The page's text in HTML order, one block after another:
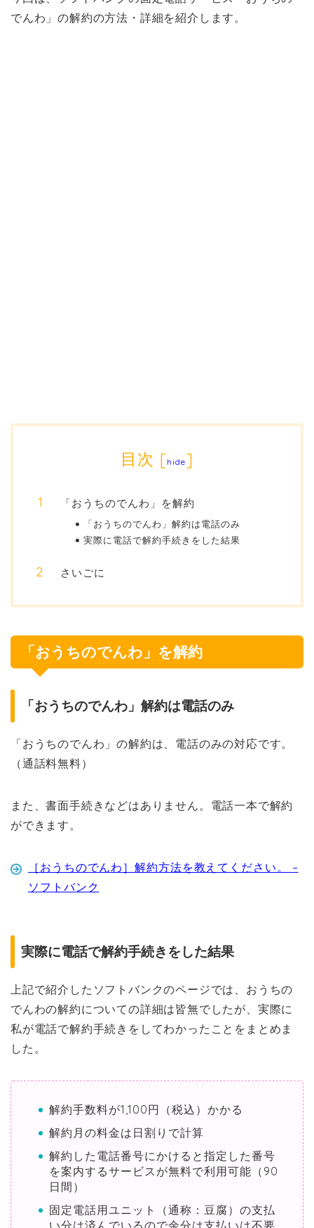
でんわ」の解約の方法・詳細を紹介します。
目次 [hide]
「おうちのでんわ」を解約
「おうちのでんわ」解約は電話のみ
実際に電話で解約手続きをした結果
さいごに
「おうちのでんわ」を解約
「おうちのでんわ」解約は電話のみ
「おうちのでんわ」の解約は、電話のみの対応です。
（通話料無料）
また、書面手続きなどはありません。電話一本で解約
ができます。
［おうちのでんわ］解約方法を教えてください。 –
ソフトバンク
実際に電話で解約手続きをした結果
上記で紹介したソフトバンクのページでは、おうちの
でんわの解約についての詳細は皆無でしたが、実際に
私が電話で解約手続きをしてわかったことをまとめま
した。
解約手数料が1,100円（税込）かかる
解約月の料金は日割りで計算
解約した電話番号にかけると指定した番号
を案内するサービスが無料で利用可能（90
日間）
固定電話用ユニット（通称：豆腐）の支払